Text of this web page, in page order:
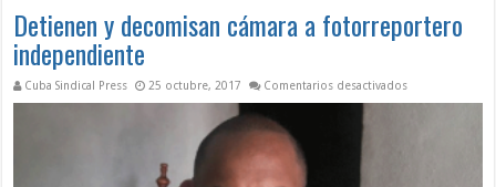
Detienen y decomisan cámara a fotorreportero
independiente
Cuba Sindical Press 25 octubre, 2017 Comentarios desactivadosen Detienen y